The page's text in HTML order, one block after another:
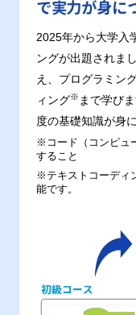
で実力が身に
2025年から大学入
ングが出題されま
え、プログラミン
ィング※ まで学び
度の基礎知識が身
※コード（コンピュ
すること
※テキストコーディ
能です。